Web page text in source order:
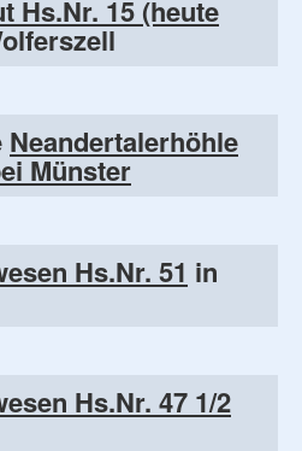
Hs.Nr. 15 (heute
Neandertalerhöhle
Münster
Hs.Nr. 51 in
Hs.Nr. 47 1/2